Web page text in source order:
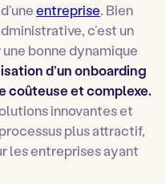
entreprise. Bien
c’est un
bonne dynamique
d’un onboarding
coûteuse et complexe.
innovantes et
plus attractif,
les entreprises ayant